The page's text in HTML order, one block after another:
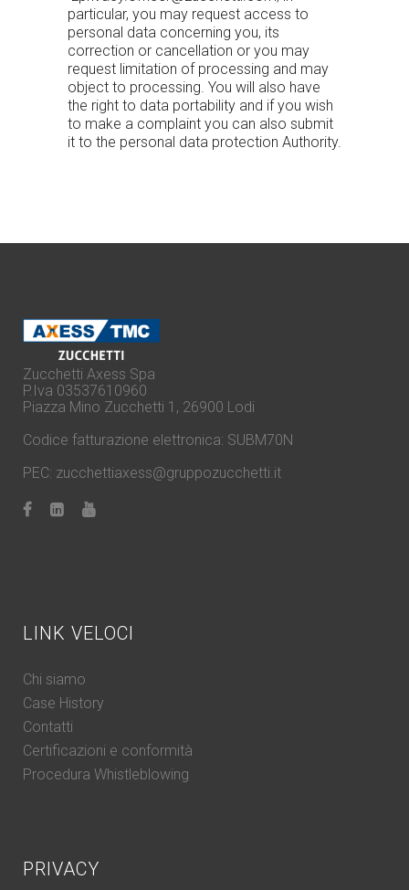
particular, you may request access to
personal data concerning you, its
correction or cancellation or you may
request limitation of processing and may
object to processing. You will also have
the right to data portability and if you wish
to make a complaint you can also submit
it to the personal data protection Authority.
Zucchetti Axess Spa
P.Iva 03537610960
Piazza Mino Zucchetti 1, 26900 Lodi
Codice fatturazione elettronica: SUBM70N
PEC: zucchettiaxess@gruppozucchetti.it
LINK VELOCI
Chi siamo
Case History
Contatti
Certificazioni e conformità
Procedura Whistleblowing
PRIVACY